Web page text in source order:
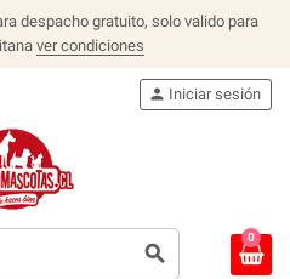
despacho gratuito, solo valido para
ver condiciones
search
person Iniciar sesión
0